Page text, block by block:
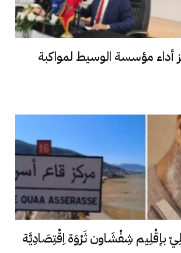
أداء مؤسسة الوسيط لمواكبة
بإقْلِيم شِفْشَاون ثَرْوَة اِقْتِصَادِيَّة